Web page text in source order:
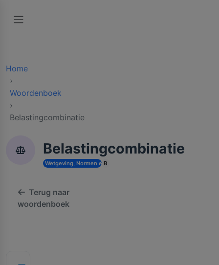
Home
Woordenboek
Belastingcombinatie
Belastingcombinatie
Wetgeving, Normen en Vergunningen
B
Terug naar
woordenboek